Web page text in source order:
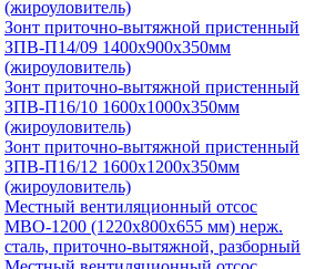
(жироуловитель)
Зонт приточно-вытяжной пристенный
ЗПВ-П14/09 1400х900х350мм
(жироуловитель)
Зонт приточно-вытяжной пристенный
ЗПВ-П16/10 1600х1000х350мм
(жироуловитель)
Зонт приточно-вытяжной пристенный
ЗПВ-П16/12 1600х1200х350мм
(жироуловитель)
Местный вентиляционный отсос
МВО-1200 (1220х800х655 мм) нерж.
сталь, приточно-вытяжной, разборный